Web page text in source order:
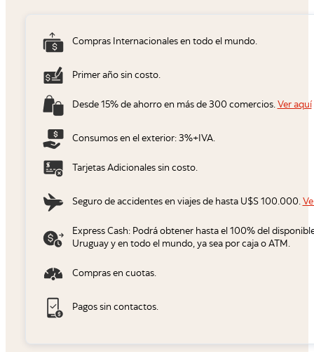
Compras Internacionales en todo el mundo.
Primer año sin costo.
Desde 15% de ahorro en más de 300 comercios. Ver aquí
Consumos en el exterior: 3%+IVA.
Tarjetas Adicionales sin costo.
Seguro de accidentes en viajes de hasta U$S 100.000.
Express Cash: Podrá obtener hasta el 100% del
Uruguay y en todo el mundo, ya sea por caja o ATM.
Compras en cuotas.
Pagos sin contactos.